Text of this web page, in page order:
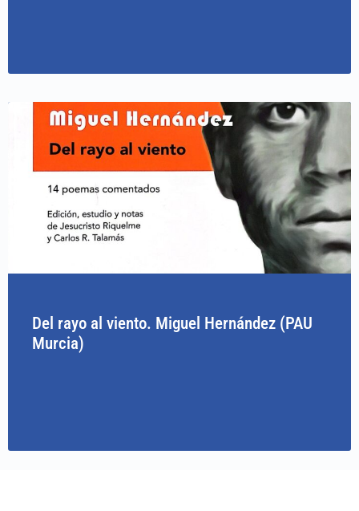
Del rayo al viento. Miguel Hernández (PAU
Murcia)